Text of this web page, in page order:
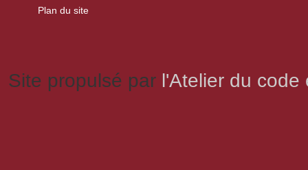
Plan du site
Site propulsé par l'Atelier du